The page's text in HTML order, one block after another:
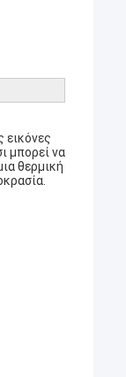
εικόνες
μπορεί να
θερμική